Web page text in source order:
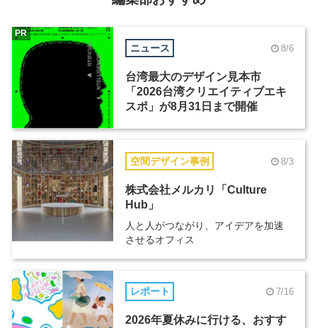
ニュース 8/6
台湾最大のデザイン見本市
「2026台湾クリエイティブエキ
スポ」が8月31日まで開催
PR
空間デザイン事例 8/3
株式会社メルカリ「Culture
Hub」
人と人がつながり、アイデアを加速
させるオフィス
レポート 7/16
2026年夏休みに行ける、おすす